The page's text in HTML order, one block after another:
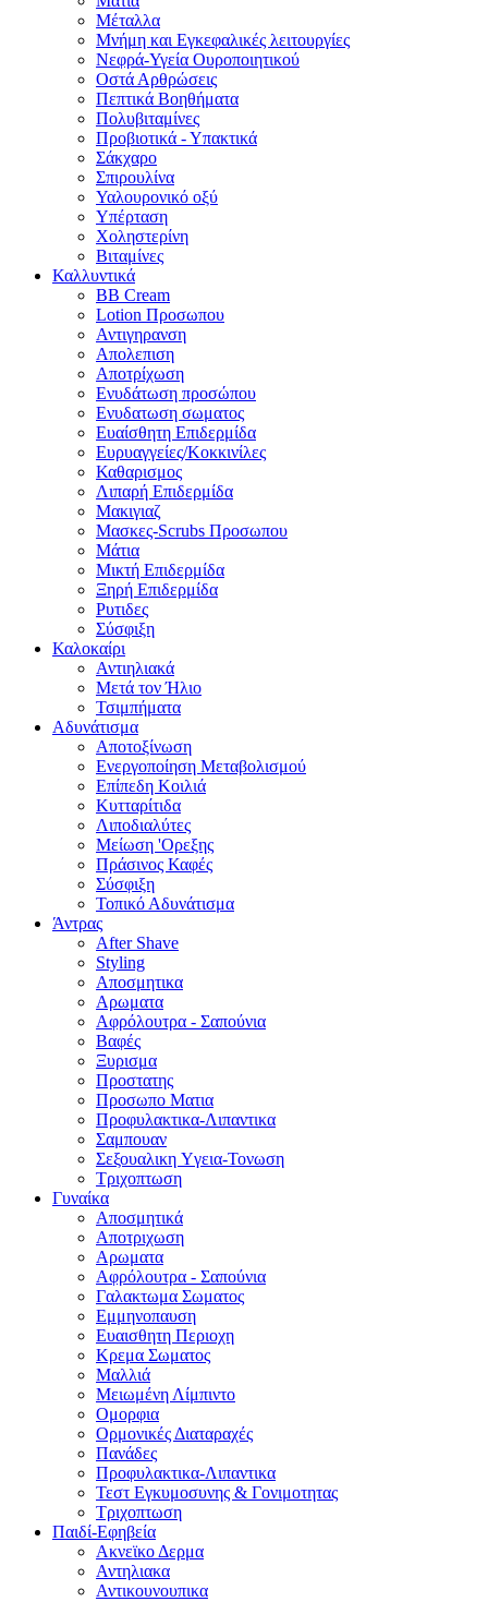
Μέταλλα
Μνήμη και Εγκεφαλικές λειτουργίες
Νεφρά-Υγεία Ουροποιητικού
Οστά Αρθρώσεις
Πεπτικά Βοηθήματα
Πολυβιταμίνες
Προβιοτικά - Υπακτικά
Σάκχαρο
Σπιρουλίνα
Υαλουρονικό οξύ
Υπέρταση
Χοληστερίνη
Βιταμίνες
Καλλυντικά
BB Cream
Lotion Προσωπου
Αντιγηρανση
Απολεπιση
Αποτρίχωση
Ενυδάτωση προσώπου
Ενυδατωση σωματος
Ευαίσθητη Επιδερμίδα
Ευρυαγγείες/Κοκκινίλες
Καθαρισμος
Λιπαρή Επιδερμίδα
Μακιγιαζ
Μασκες-Scrubs Προσωπου
Μάτια
Μικτή Επιδερμίδα
Ξηρή Επιδερμίδα
Ρυτιδες
Σύσφιξη
Καλοκαίρι
Αντιηλιακά
Μετά τον Ήλιο
Τσιμπήματα
Αδυνάτισμα
Αποτοξίνωση
Ενεργοποίηση Μεταβολισμού
Επίπεδη Κοιλιά
Κυτταρίτιδα
Λιποδιαλύτες
Μείωση 'Ορεξης
Πράσινος Καφές
Σύσφιξη
Τοπικό Αδυνάτισμα
Άντρας
After Shave
Styling
Αποσμητικα
Αρωματα
Αφρόλουτρα - Σαπούνια
Βαφές
Ξυρισμα
Προστατης
Προσωπο Ματια
Προφυλακτικα-Λιπαντικα
Σαμπουαν
Σεξουαλικη Yγεια-Τονωση
Τριχοπτωση
Γυναίκα
Αποσμητικά
Αποτριχωση
Αρωματα
Αφρόλουτρα - Σαπούνια
Γαλακτωμα Σωματος
Εμμηνοπαυση
Ευαισθητη Περιοχη
Κρεμα Σωματος
Μαλλιά
Μειωμένη Λίμπιντο
Ομορφια
Ορμονικές Διαταραχές
Πανάδες
Προφυλακτικα-Λιπαντικα
Τεστ Εγκυμοσυνης & Γονιμοτητας
Τριχοπτωση
Παιδί-Εφηβεία
Ακνεϊκο Δερμα
Αντηλιακα
Αντικουνουπικα